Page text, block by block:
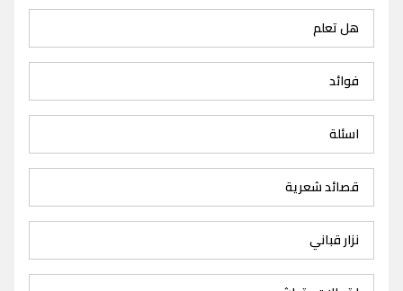
هل تعلم
فوائد
اسئلة
قصائد شعرية
نزار قباني